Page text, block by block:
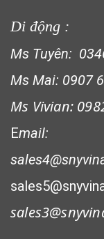
Di động :
Ms Tuyên:
Ms Mai: 0907
Ms Vivian:
Email: